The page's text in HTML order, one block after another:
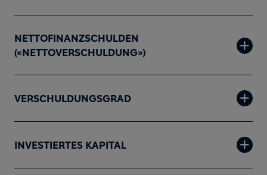
NETTOFINANZSCHULDEN
(«NETTOVERSCHULDUNG»)
VERSCHULDUNGSGRAD
INVESTIERTES KAPITAL